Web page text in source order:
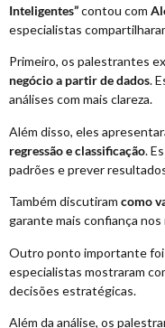
Inteligentes”contou com
especialistas
Primeiro, os palestrantes
negócio a partir de dados.
análises com mais clareza.
Além disso, eles
regressão e classificação.
padrões e prever
Também discutiram como
garante mais confiança
Outro ponto importante foi
especialistas mostraram
decisões estratégicas.
Além da análise, os